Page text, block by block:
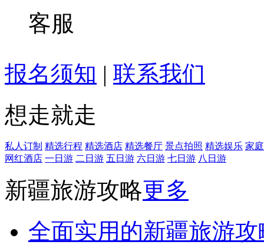
客服
报名须知 | 联系我们
想走就走
私人订制 精选行程 精选酒店 精选餐厅 景点拍照 精选娱乐 家
网红酒店 一日游 二日游 五日游 六日游 七日游 八日游
新疆旅游攻略更多
全面实用的新疆旅游